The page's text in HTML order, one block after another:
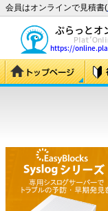
会員はオンラインで見積書(